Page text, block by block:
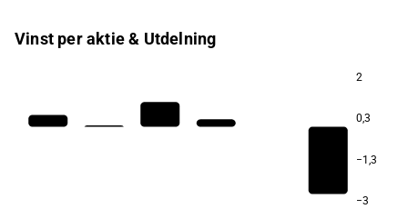
Vinst per aktie & Utdelning
2
0,3
−1,3
−3